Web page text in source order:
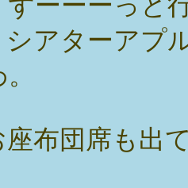
シアターアプ
布団席も出